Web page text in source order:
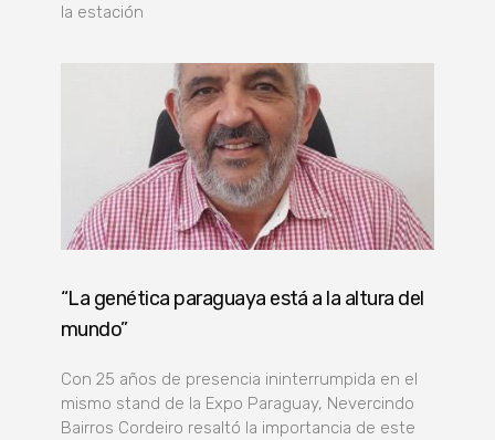
la estación
“La genética paraguaya está a la altura del
mundo”
Con 25 años de presencia ininterrumpida en el
mismo stand de la Expo Paraguay, Nevercindo
Bairros Cordeiro resaltó la importancia de este